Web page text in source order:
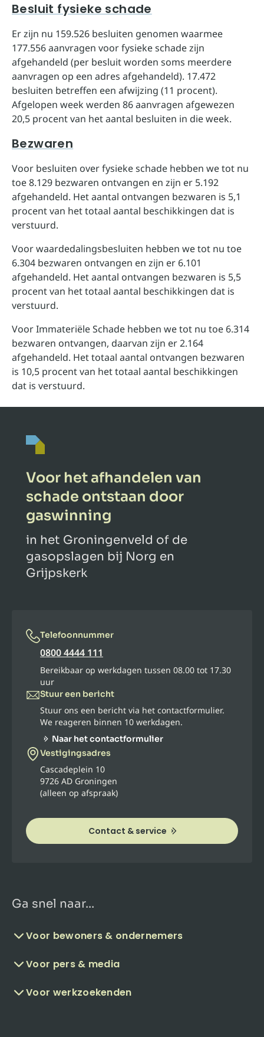
Besluit fysieke schade
Er zijn nu 159.526 besluiten genomen waarmee
177.556 aanvragen voor fysieke schade zijn
afgehandeld (per besluit worden soms meerdere
aanvragen op een adres afgehandeld). 17.472
besluiten betreffen een afwijzing (11 procent).
Afgelopen week werden 86 aanvragen afgewezen
20,5 procent van het aantal besluiten in die week.
Bezwaren
Voor besluiten over fysieke schade hebben we tot nu
toe 8.129 bezwaren ontvangen en zijn er 5.192
afgehandeld. Het aantal ontvangen bezwaren is 5,1
procent van het totaal aantal beschikkingen dat is
verstuurd.
Voor waardedalingsbesluiten hebben we tot nu toe
6.304 bezwaren ontvangen en zijn er 6.101
afgehandeld. Het aantal ontvangen bezwaren is 5,5
procent van het totaal aantal beschikkingen dat is
verstuurd.
Voor Immateriële Schade hebben we tot nu toe 6.314
bezwaren ontvangen, daarvan zijn er 2.164
afgehandeld. Het totaal aantal ontvangen bezwaren
is 10,5 procent van het totaal aantal beschikkingen
dat is verstuurd.
Voor het afhandelen van
schade ontstaan door
gaswinning
in het Groningenveld of de
gasopslagen bij Norg en
Grijpskerk
Telefoonnummer
0800 4444 111
Bereikbaar op werkdagen tussen 08.00 tot 17.30
uur
Stuur een bericht
Stuur ons een bericht via het contactformulier.
We reageren binnen 10 werkdagen.
Naar het contactformulier
Vestigingsadres
Cascadeplein 10
9726 AD Groningen
(alleen op afspraak)
Contact & service
Ga snel naar...
Voor bewoners & ondernemers
Voor pers & media
Voor werkzoekenden